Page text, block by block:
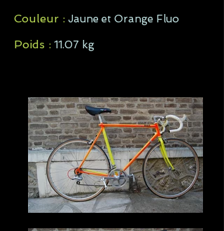
Couleur : Jaune et Orange Fluo
Poids : 11.07 kg